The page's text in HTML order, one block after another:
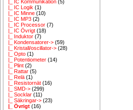
|_ IC Kommunikation (5)
|_ IC Logik (1)
|_ IC Minne (10)
|_ IC MP3 (2)
|_ IC Processor (7)
|_ IC Övrigt (18)
|_ Induktor (7)
|_ Kondensatorer-> (59)
|_ Kristall/oscillator-> (28)
|_ Opto (1)
|_ Potentiometer (14)
|_ Plint (2)
|_ Rattar (5)
|_ Relä (1)
|_ Resistornät (16)
|_ SMD-> (299)
|_ Socklar (11)
|_ Säkringar-> (23)
|_ Övrigt (16)